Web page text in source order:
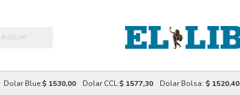
Dolar Blue:$ 1530,00 Dolar CCL:$ 1577,30 Dolar Bolsa: $ 1520,40